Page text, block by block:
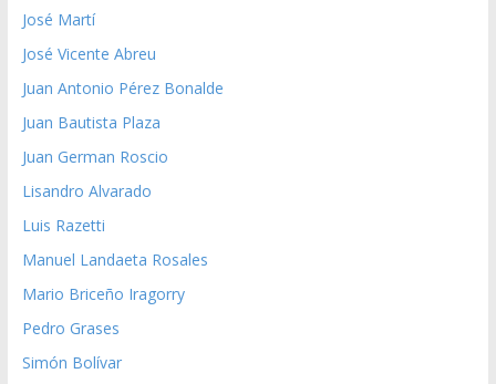
José Martí
José Vicente Abreu
Juan Antonio Pérez Bonalde
Juan Bautista Plaza
Juan German Roscio
Lisandro Alvarado
Luis Razetti
Manuel Landaeta Rosales
Mario Briceño Iragorry
Pedro Grases
Simón Bolívar